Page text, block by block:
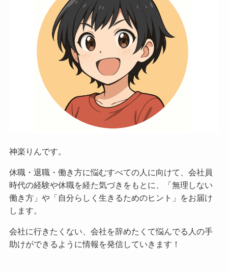
神楽りんです。
休職・退職・働き方に悩むすべての人に向けて、会社員
時代の経験や休職を経た気づきをもとに、「無理しない
働き方」や「自分らしく生きるためのヒント」をお届け
します。
会社に行きたくない、会社を辞めたくて悩んでる人の手
助けができるように情報を発信していきます！